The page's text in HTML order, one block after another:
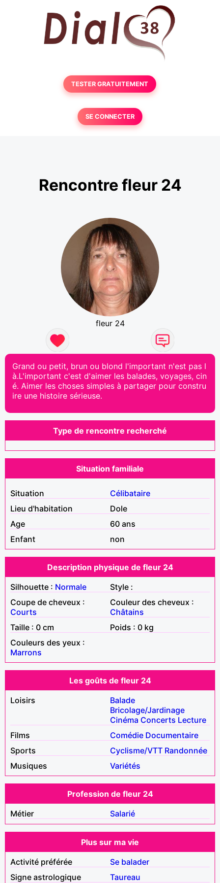
TESTER GRATUITEMENT
SE CONNECTER
Rencontre fleur 24
fleur 24
Grand ou petit, brun ou blond l'important n'est pas l
à.L'important c'est d'aimer les balades, voyages, cin
é. Aimer les choses simples à partager pour constru
ire une histoire sérieuse.
Type de rencontre recherché
Situation familiale
Situation
Célibataire
Lieu d'habitation
Dole
Age
60 ans
Enfant
non
Description physique de fleur 24
Silhouette : Normale
Style :
Coupe de cheveux :
Courts
Couleur des cheveux :
Châtains
Taille : 0 cm
Poids : 0 kg
Couleurs des yeux :
Marrons
Les goûts de fleur 24
Loisirs
Balade
Bricolage/Jardinage
Cinéma Concerts Lecture
Films
Comédie Documentaire
Sports
Cyclisme/VTT Randonnée
Musiques
Variétés
Profession de fleur 24
Métier
Salarié
Plus sur ma vie
Activité préférée
Se balader
Signe astrologique
Taureau